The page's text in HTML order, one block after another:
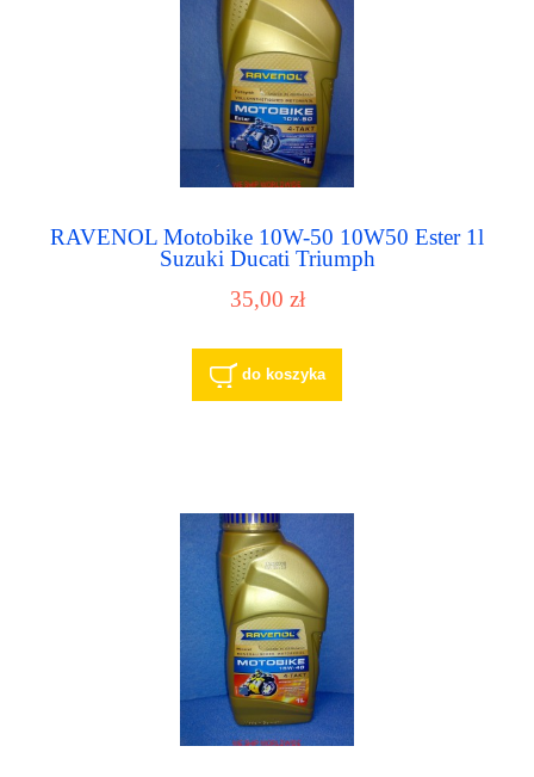
RAVENOL Motobike 10W-50 10W50 Ester 1l
Suzuki Ducati Triumph
35,00 zł
do koszyka